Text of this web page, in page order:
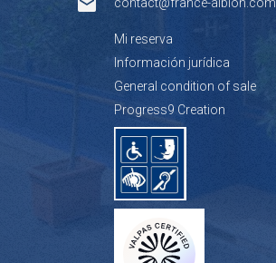
Mi reserva
Información jurídica
General condition of sale
Progress9 Creation